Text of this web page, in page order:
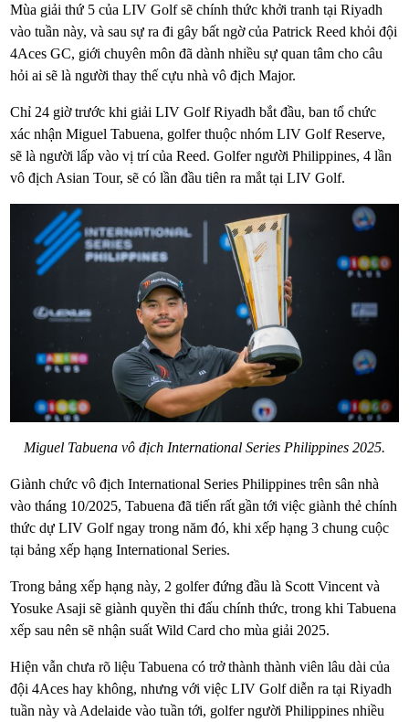
Mùa giải thứ 5 của LIV Golf sẽ chính thức khởi tranh tại Riyadh
vào tuần này, và sau sự ra đi gây bất ngờ của Patrick Reed khỏi đội
4Aces GC, giới chuyên môn đã dành nhiều sự quan tâm cho câu
hỏi ai sẽ là người thay thế cựu nhà vô địch Major.
Chỉ 24 giờ trước khi giải LIV Golf Riyadh bắt đầu, ban tổ chức
xác nhận Miguel Tabuena, golfer thuộc nhóm LIV Golf Reserve,
sẽ là người lấp vào vị trí của Reed. Golfer người Philippines, 4 lần
vô địch Asian Tour, sẽ có lần đầu tiên ra mắt tại LIV Golf.
Miguel Tabuena vô địch International Series Philippines 2025.
Giành chức vô địch International Series Philippines trên sân nhà
vào tháng 10/2025, Tabuena đã tiến rất gần tới việc giành thẻ chính
thức dự LIV Golf ngay trong năm đó, khi xếp hạng 3 chung cuộc
tại bảng xếp hạng International Series.
Trong bảng xếp hạng này, 2 golfer đứng đầu là Scott Vincent và
Yosuke Asaji sẽ giành quyền thi đấu chính thức, trong khi Tabuena
xếp sau nên sẽ nhận suất Wild Card cho mùa giải 2025.
Hiện vẫn chưa rõ liệu Tabuena có trở thành thành viên lâu dài của
đội 4Aces hay không, nhưng với việc LIV Golf diễn ra tại Riyadh
tuần này và Adelaide vào tuần tới, golfer người Philippines nhiều